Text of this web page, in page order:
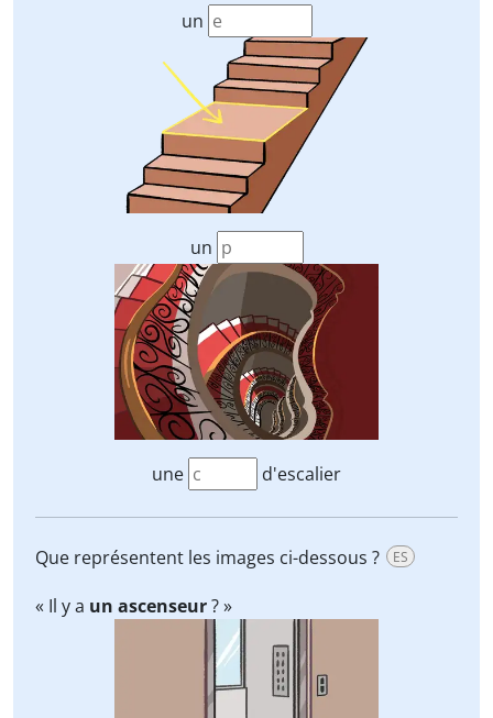
un
un
une d'escalier
Que représentent les images ci-dessous ? ES
« Il y a un ascenseur? »